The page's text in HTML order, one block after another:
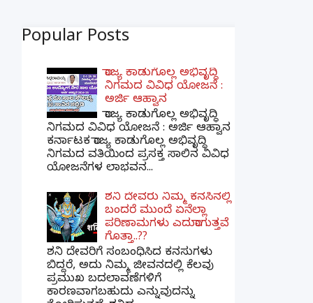
Popular Posts
ರಾಜ್ಯ ಕಾಡುಗೊಲ್ಲ ಅಭಿವೃದ್ಧಿ
ನಿಗಮದ ವಿವಿಧ ಯೋಜನೆ :
ಅರ್ಜಿ ಆಹ್ವಾನ
ರಾಜ್ಯ ಕಾಡುಗೊಲ್ಲ ಅಭಿವೃದ್ಧಿ
ನಿಗಮದ ವಿವಿಧ ಯೋಜನೆ : ಅರ್ಜಿ ಆಹ್ವಾನ
ಕರ್ನಾಟಕ ರಾಜ್ಯ ಕಾಡುಗೊಲ್ಲ ಅಭಿವೃದ್ಧಿ
ನಿಗಮದ ವತಿಯಿಂದ ಪ್ರಸಕ್ತ ಸಾಲಿನ ವಿವಿಧ
ಯೋಜನೆಗಳ ಲಾಭವನ...
ಶನಿ ದೇವರು ನಿಮ್ಮ ಕನಸಿನಲ್ಲಿ
ಬಂದರೆ ಮುಂದೆ ಏನೆಲ್ಲಾ
ಪರಿಣಾಮಗಳು ಎದುರಾಗುತ್ತವೆ
ಗೊತ್ತಾ..??
ಶನಿ ದೇವರಿಗೆ ಸಂಬಂಧಿಸಿದ ಕನಸುಗಳು
ಬಿದ್ದರೆ, ಅದು ನಿಮ್ಮ ಜೀವನದಲ್ಲಿ ಕೆಲವು
ಪ್ರಮುಖ ಬದಲಾವಣೆಗಳಿಗೆ
ಕಾರಣವಾಗಬಹುದು ಎನ್ನುವುದನ್ನು